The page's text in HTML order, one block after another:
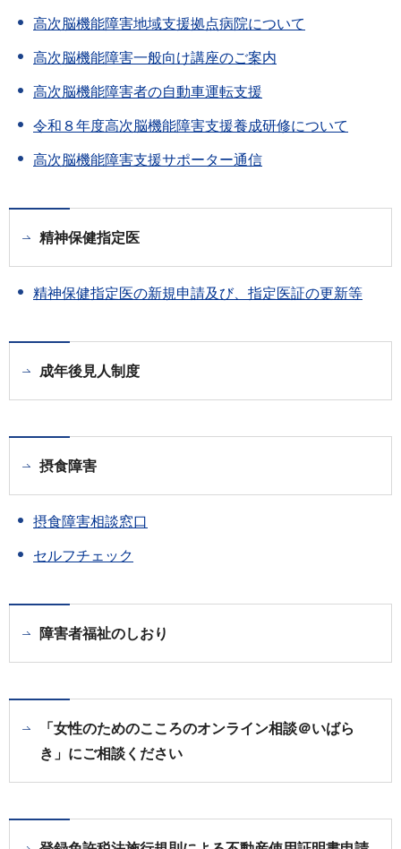
高次脳機能障害地域支援拠点病院について
高次脳機能障害一般向け講座のご案内
高次脳機能障害者の自動車運転支援
令和８年度高次脳機能障害支援養成研修について
高次脳機能障害支援サポーター通信
精神保健指定医
精神保健指定医の新規申請及び、指定医証の更新等
成年後見人制度
摂食障害
摂食障害相談窓口
セルフチェック
障害者福祉のしおり
「女性のためのこころのオンライン相談＠いばら
き」にご相談ください